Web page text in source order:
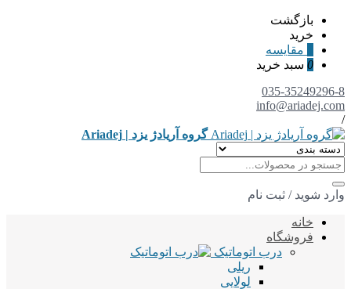
بازگشت
خرید
مقایسه
0 سبد خرید
035-35249296-8
info@ariadej.com
/
گروه آریادژ یزد | Ariadej
وارد شوید / ثبت نام
خانه
فروشگاه
درب اتوماتیک
ریلی
لولایی